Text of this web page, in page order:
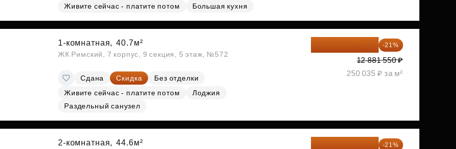
Живите сейчас - платите потом
Большая кухня
1-комнатная, 40.7м²
ЖК Римский, 7 корпус, 9 секция, 5 этаж, №572
Сдана Скидка
Без отделки
Живите сейчас - платите потом
Лоджия
Раздельный санузел
-21%
12 881 550 ₽
250 035 ₽ за м²
2-комнатная, 44.6м² -21%